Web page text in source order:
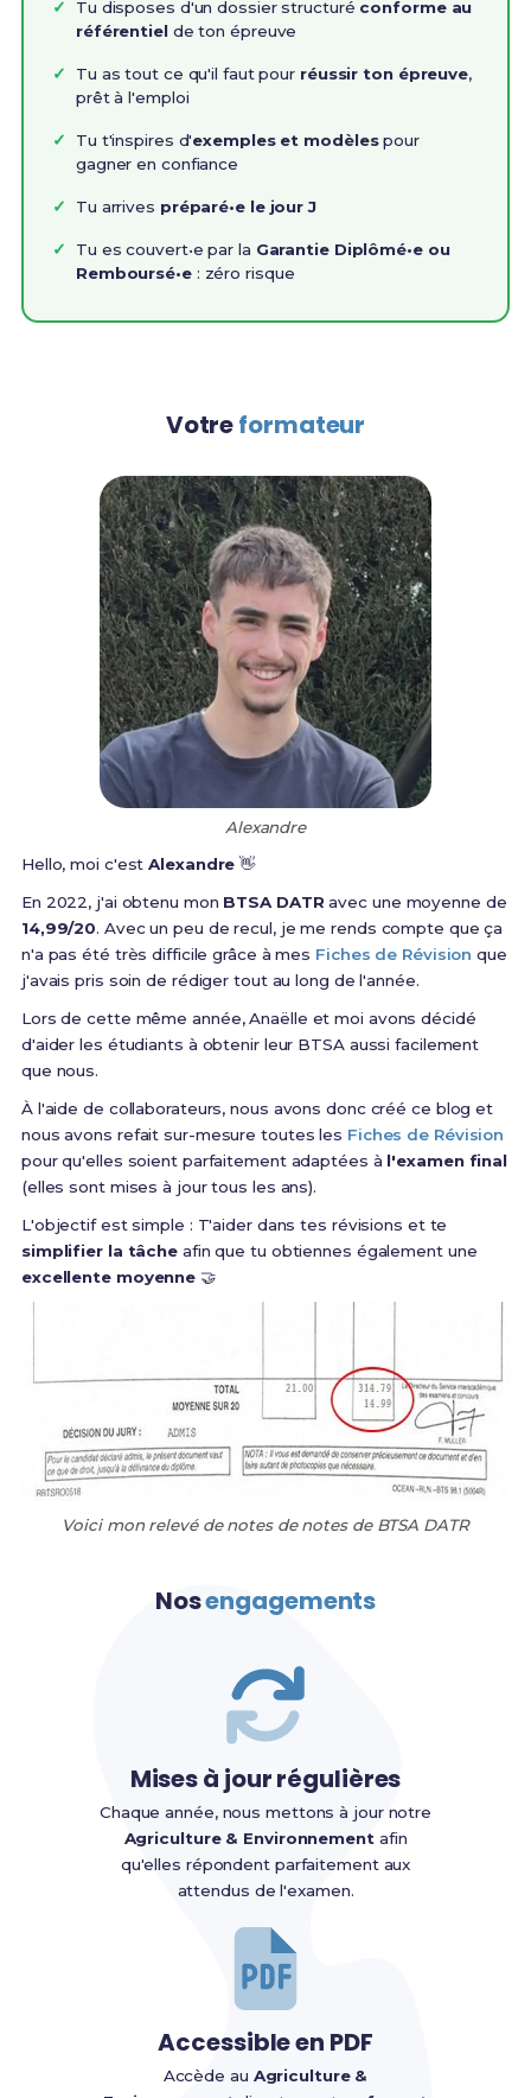
Tu disposes d'un dossier structuré conforme au
référentielde ton épreuve
Tu as tout ce qu'il faut pour réussir ton épreuve,
prêt à l'emploi
Tu t'inspires d'exemples et modèlespour
gagner en confiance
Tu arrives préparé•e le jour J
Tu es couvert•e par la Garantie Diplômé•e ou
Remboursé•e: zéro risque
Votreformateur
Alexandre
Hello, moi c'estAlexandre 👋
En 2022, j'ai obtenu mon BTSA DATR avec une moyenne de
14,99/20. Avec un peu de recul, je me rends compte que ça
n'a pas été très difficile grâce à mes Fiches de Révision que
j'avais pris soin de rédiger tout au long de l'année.
Lors de cette même année, Anaëlle et moi avons décidé
d'aider les étudiants à obtenir leur BTSA aussi facilement
que nous.
À l'aide de collaborateurs, nous avons donc créé ce blog et
nous avons refait sur-mesure toutes les Fiches de Révision
pour qu'elles soient parfaitement adaptées à l'examen final
(elles sont mises à jour tous les ans).
L'objectif est simple : T'aider dans tes révisions et te
simplifier la tâche afin que tu obtiennes également une
excellente moyenne 🤝
Voici mon relevé de notes de notes de BTSA DATR
Nosengagements
Mises à jour régulières
Chaque année, nous mettons à jour notre
Agriculture & Environnement afin
qu'elles répondent parfaitement aux
attendus de l'examen.
Accessible en PDF
Accède au Agriculture &